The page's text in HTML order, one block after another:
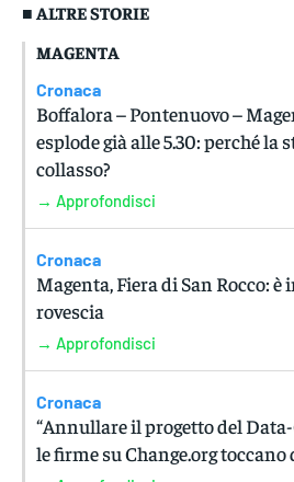
■ ALTRE STORIE
MAGENTA
Cronaca
Boffalora – Pontenuovo –
esplode già alle 5.30: perché la
collasso?
→ Approfondisci
Cronaca
Magenta, Fiera di San Rocco:
rovescia
→ Approfondisci
Cronaca
“Annullare il progetto del
le firme su Change.org toccano